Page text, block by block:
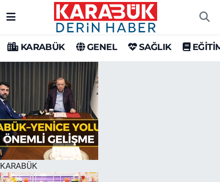
KARABÜK GENEL SAĞLIK
KARABÜK
Karabük Hava Durumu
Karabük Trafik Yoğunluk Haritası
Süper Lig Puan Durumu ve Fikstür
Tüm Manşetler
Son Dakika Haberleri